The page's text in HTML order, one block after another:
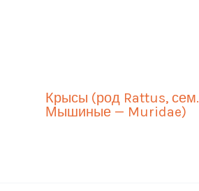
Крысы (род Rattus, сем.
Мышиные — Muridae)